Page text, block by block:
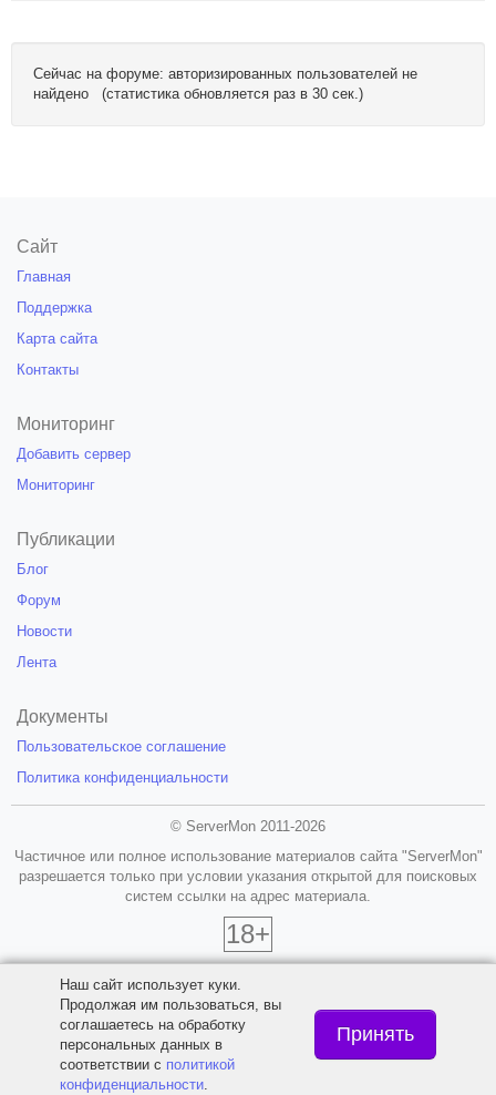
Сейчас на форуме: авторизированных пользователей не
найдено (статистика обновляется раз в 30 сек.)
Сайт
Главная
Поддержка
Карта сайта
Контакты
Мониторинг
Добавить сервер
Мониторинг
Публикации
Блог
Форум
Новости
Лента
Документы
Пользовательское соглашение
Политика конфиденциальности
© ServerMon 2011-2026
Частичное или полное использование материалов сайта "ServerMon"
разрешается только при условии указания открытой для поисковых
систем ссылки на адрес материала.
18+
Наш сайт использует куки.
Продолжая им пользоваться, вы
соглашаетесь на обработку
персональных данных в
соответствии с политикой
конфиденциальности
Принять